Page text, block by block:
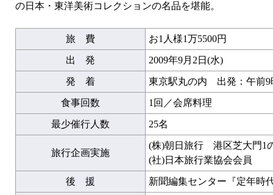
の日本・東洋美術コレクションの名品を堪能。
旅 費 お1人様1万5500円
出 発 2009年9月2日(水)
発 着 東京駅丸の内 出発：午前9
食事回数 1回／会席料理
最少催行人数 25名
旅行企画実施
(株)朝日旅行 港区芝大門1
(社)日本旅行業協会会員
後 援 新聞編集センター『定年時